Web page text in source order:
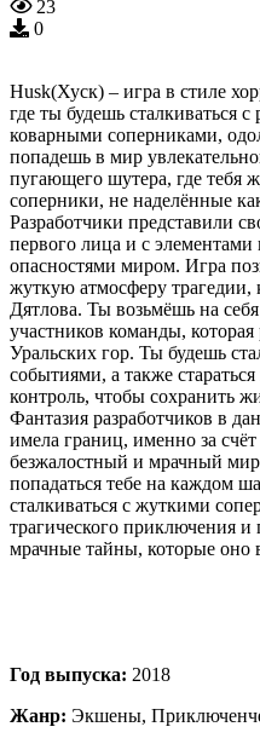
23
0
Husk(Хуск) – игра в стиле
где ты будешь сталкиваться
коварными соперниками,
попадешь в мир
пугающего шутера, где тебя
соперники, не наделённые
Разработчики представили
первого лица и с
опасностями миром. Игра
жуткую атмосферу трагедии,
Дятлова. Ты возьмёшь на
участников команды,
Уральских гор. Ты будешь
событиями, а также
контроль, чтобы сохранить
Фантазия разработчиков в
имела границ, именно за
безжалостный и мрачный
попадаться тебе на каждом
сталкиваться с жуткими
трагического приключения и
мрачные тайны, которые оно
Год выпуска: 2018
Жанр: Экшены,